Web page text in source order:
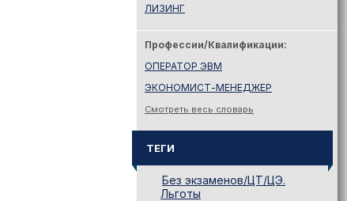
ЛИЗИНГ
Профессии/Квалификации:
ОПЕРАТОР ЭВМ
ЭКОНОМИСТ-МЕНЕДЖЕР
Смотреть весь словарь
ТЕГИ
Без экзаменов/ЦТ/ЦЭ.
Льготы